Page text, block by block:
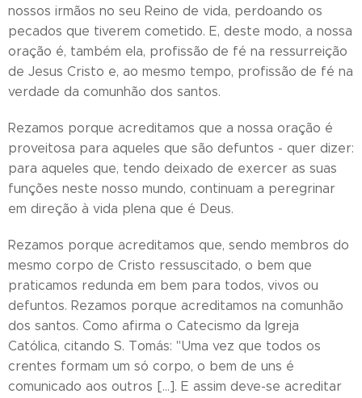
nossos irmãos no seu Reino de vida, perdoando os
pecados que tiverem cometido. E, deste modo, a nossa
oração é, também ela, profissão de fé na ressurreição
de Jesus Cristo e, ao mesmo tempo, profissão de fé na
verdade da comunhão dos santos.
Rezamos porque acreditamos que a nossa oração é
proveitosa para aqueles que são defuntos - quer dizer:
para aqueles que, tendo deixado de exercer as suas
funções neste nosso mundo, continuam a peregrinar
em direção à vida plena que é Deus.
Rezamos porque acreditamos que, sendo membros do
mesmo corpo de Cristo ressuscitado, o bem que
praticamos redunda em bem para todos, vivos ou
defuntos. Rezamos porque acreditamos na comunhão
dos santos. Como afirma o Catecismo da Igreja
Católica, citando S. Tomás: "Uma vez que todos os
crentes formam um só corpo, o bem de uns é
comunicado aos outros [...]. E assim deve-se acreditar